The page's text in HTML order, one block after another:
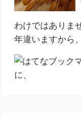
わけではありま
年違いますから